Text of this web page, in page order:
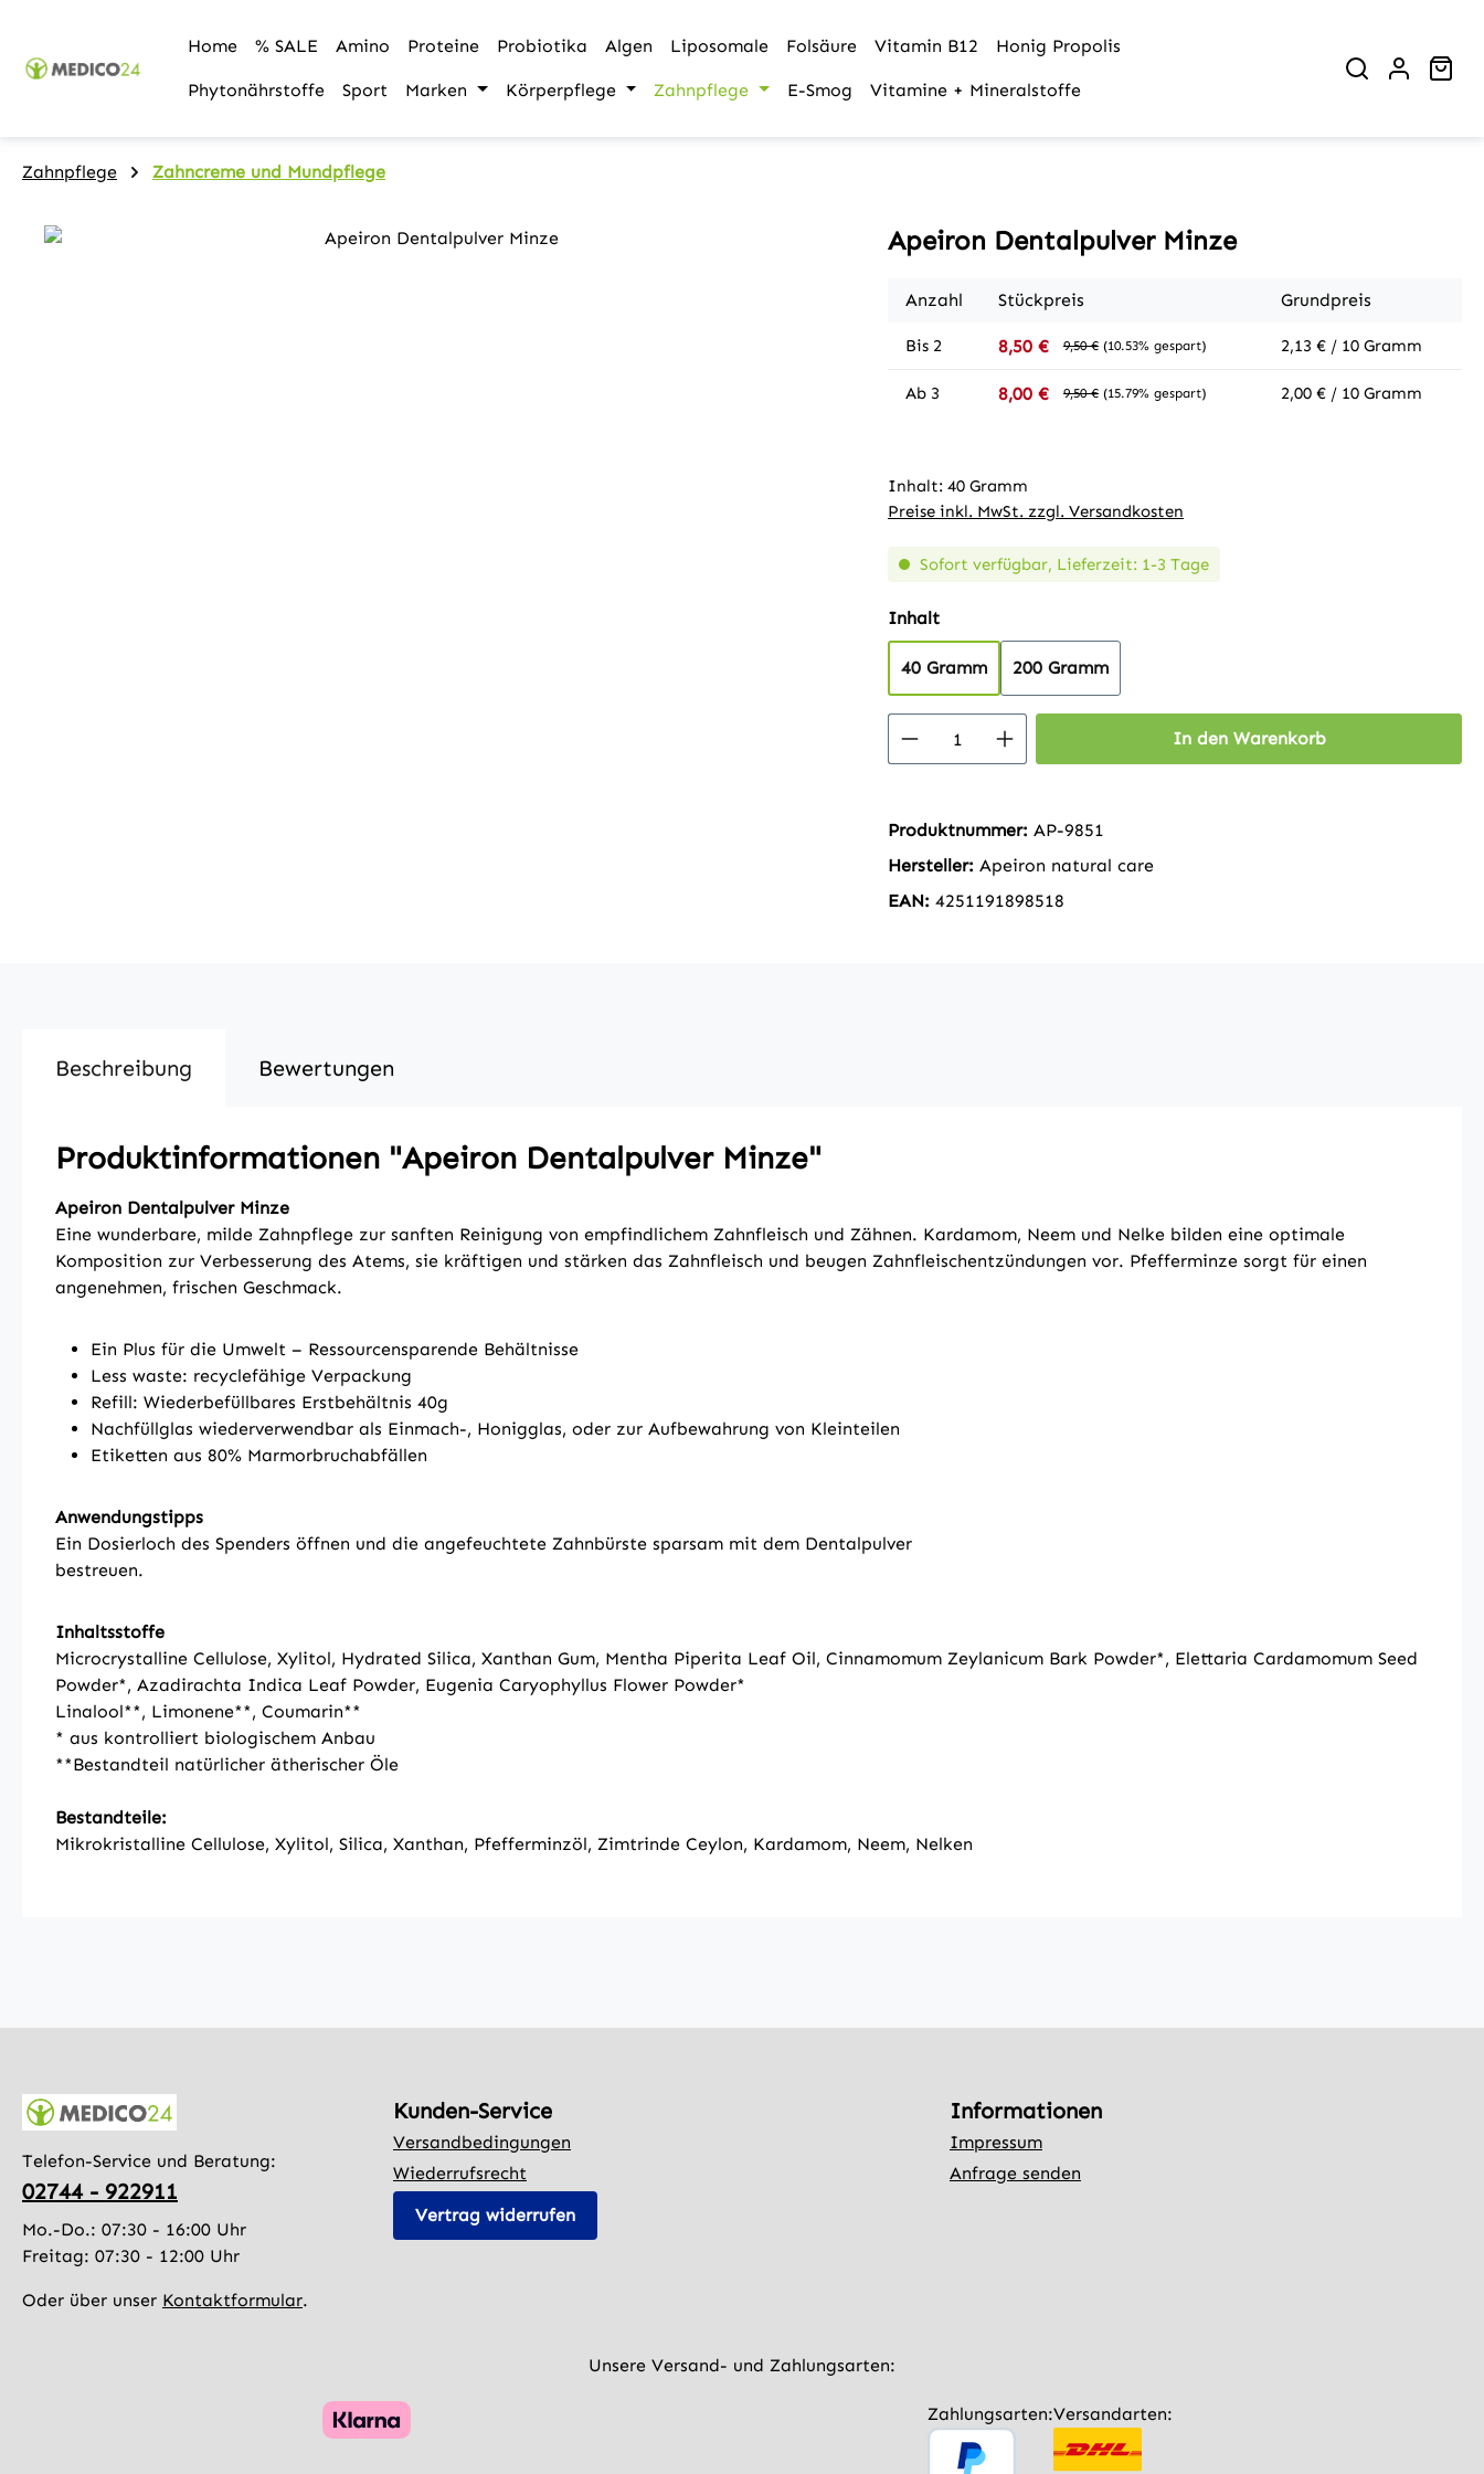
Home
% SALE Amino Proteine Probiotika Algen Liposomale Folsäure Vitamin B12 Honig Propolis
Phytonährstoffe Sport Marken Körperpflege Zahnpflege E-Smog Vitamine + Mineralstoffe
Zahnpflege Zahncreme und Mundpflege
Bildergalerie überspringen Apeiron Dentalpulver Minze
Anzahl Stückpreis Grundpreis
Bis 2 8,50 € 9,50 € (10.53% gespart) 2,13 € / 10 Gramm
Ab 3 8,00 € 9,50 € (15.79% gespart) 2,00 € / 10 Gramm
Inhalt: 40 Gramm
Preise inkl. MwSt. zzgl. Versandkosten
Sofort verfügbar, Lieferzeit: 1-3 Tage
Inhaltauswählen
40 Gramm 200 Gramm
Produkt Anzahl: Gib den gewünschten Wert
In den Warenkorb
Produktnummer: AP-9851
Hersteller: Apeiron natural care
EAN: 4251191898518
Beschreibung Bewertungen
Produktinformationen "Apeiron Dentalpulver Minze"
Apeiron Dentalpulver Minze
Eine wunderbare, milde Zahnpflege zur sanften Reinigung von empfindlichem Zahnfleisch und Zähnen. Kardamom, Neem und Nelke bilden eine optimale
Komposition zur Verbesserung des Atems, sie kräftigen und stärken das Zahnfleisch und beugen Zahnfleischentzündungen vor. Pfefferminze sorgt für einen
angenehmen, frischen Geschmack.
Ein Plus für die Umwelt – Ressourcensparende Behältnisse
Less waste: recyclefähige Verpackung
Refill: Wiederbefüllbares Erstbehältnis 40g
Nachfüllglas wiederverwendbar als Einmach-, Honigglas, oder zur Aufbewahrung von Kleinteilen
Etiketten aus 80% Marmorbruchabfällen
Anwendungstipps
Ein Dosierloch des Spenders öffnen und die angefeuchtete Zahnbürste sparsam mit dem Dentalpulver
bestreuen.
Inhaltsstoffe
Microcrystalline Cellulose, Xylitol, Hydrated Silica, Xanthan Gum, Mentha Piperita Leaf Oil, Cinnamomum Zeylanicum Bark Powder*, Elettaria Cardamomum Seed
Powder*, Azadirachta Indica Leaf Powder, Eugenia Caryophyllus Flower Powder*
Linalool**, Limonene**, Coumarin**
* aus kontrolliert biologischem Anbau
**Bestandteil natürlicher ätherischer Öle
Bestandteile:
Mikrokristalline Cellulose, Xylitol, Silica, Xanthan, Pfefferminzöl, Zimtrinde Ceylon, Kardamom, Neem, Nelken
Telefon-Service und Beratung:
02744 - 922911
Mo.-Do.: 07:30 - 16:00 Uhr
Freitag: 07:30 - 12:00 Uhr
Oder über unser Kontaktformular.
Kunden-Service
Versandbedingungen
Wiederrufsrecht
Vertrag widerrufen
Informationen
Impressum
Anfrage senden
Unsere Versand- und Zahlungsarten:
Zahlungsarten:Versandarten: